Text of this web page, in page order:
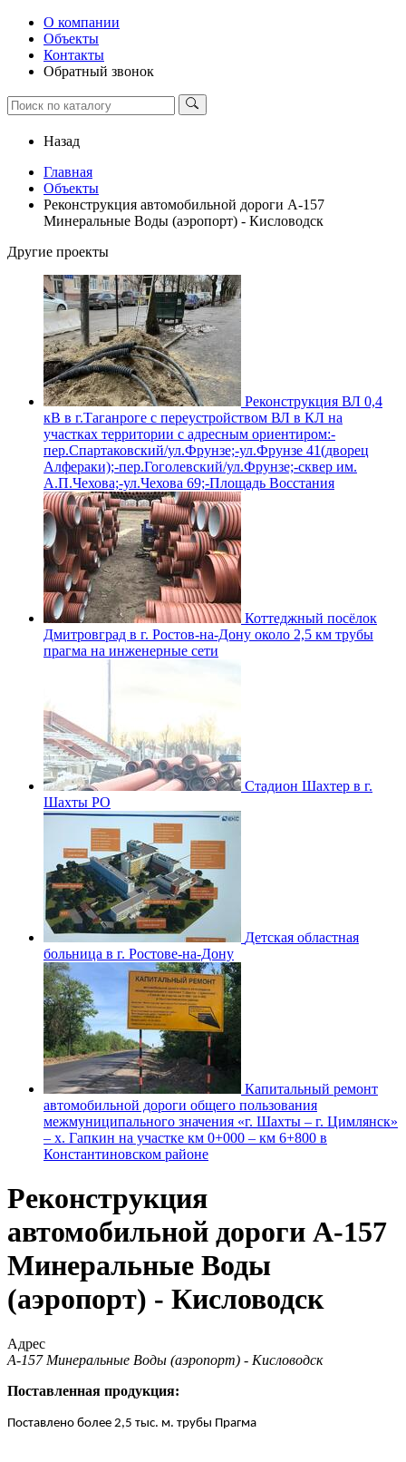
О компании
Объекты
Контакты
Обратный звонок
Назад
Главная
Объекты
Реконструкция автомобильной дороги А-157
Минеральные Воды (аэропорт) - Кисловодск
Другие проекты
Реконструкция ВЛ 0,4
кВ в г.Таганроге с переустройством ВЛ в КЛ на
участках территории с адресным ориентиром:-
пер.Спартаковский/ул.Фрунзе;-ул.Фрунзе 41(дворец
Алфераки);-пер.Гоголевский/ул.Фрунзе;-сквер им.
А.П.Чехова;-ул.Чехова 69;-Площадь Восстания
Коттеджный посёлок
Дмитровград в г. Ростов-на-Дону около 2,5 км трубы
прагма на инженерные сети
Стадион Шахтер в г.
Шахты РО
Детская областная
больница в г. Ростове-на-Дону
Капитальный ремонт
автомобильной дороги общего пользования
межмуниципального значения «г. Шахты – г. Цимлянск»
– х. Гапкин на участке км 0+000 – км 6+800 в
Константиновском районе
Реконструкция
автомобильной дороги А-157
Минеральные Воды
(аэропорт) - Кисловодск
Адрес
А-157 Минеральные Воды (аэропорт) - Кисловодск
Поставленная продукция:
Поставлено более 2,5 тыс. м. трубы Прагма